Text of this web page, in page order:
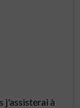
j'assisterai à